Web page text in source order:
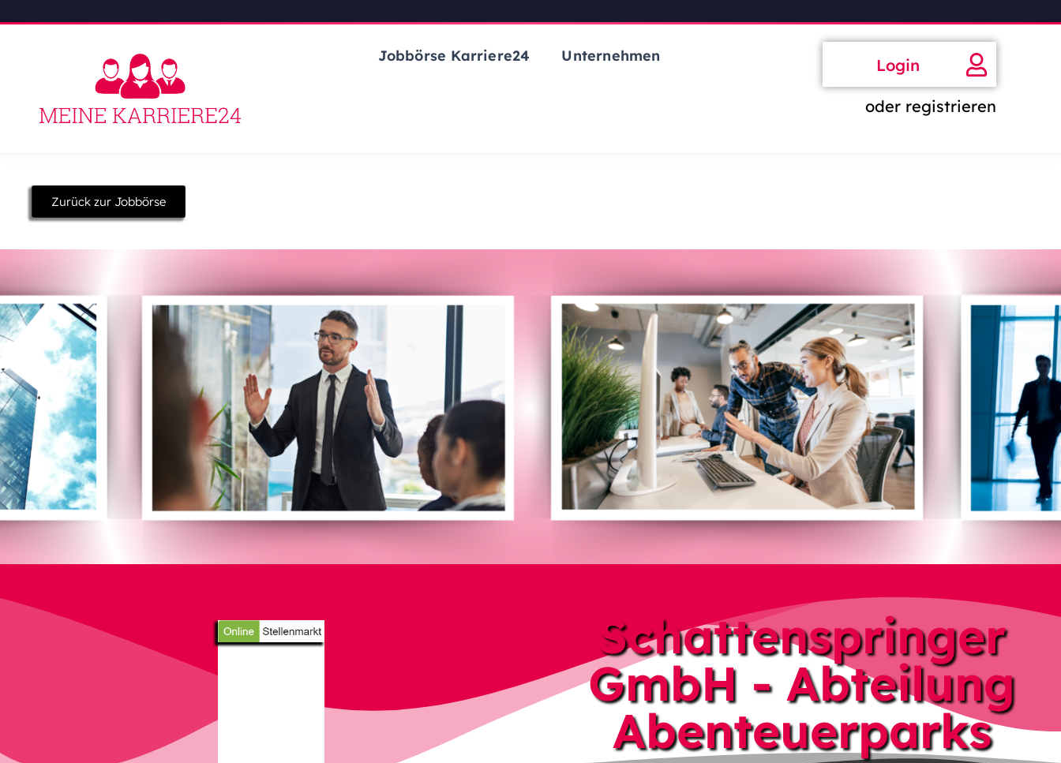
Jobbörse Karriere24 Unternehmen Login
oder registrieren
Zurück zur Jobbörse
Schattenspringer
GmbH - Abteilung
Abenteuerparks